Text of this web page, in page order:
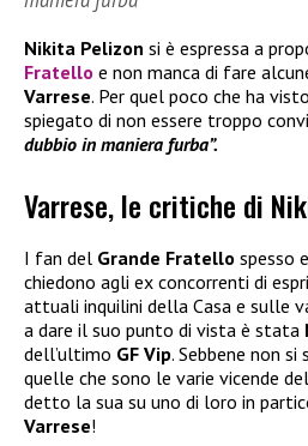
Nikita Pelizon si è espressa a
Fratello e non manca di fare
Varrese. Per quel poco che ha
spiegato di non essere troppo
dubbio in maniera furba”.
Varrese, le critiche di
I fan del Grande Fratello spesso
chiedono agli ex concorrenti di
attuali inquilini della Casa e sulle
a dare il suo punto di vista è stata
dell’ultimo GF Vip. Sebbene non
quelle che sono le varie vicende
detto la sua su uno di loro in
Varrese!